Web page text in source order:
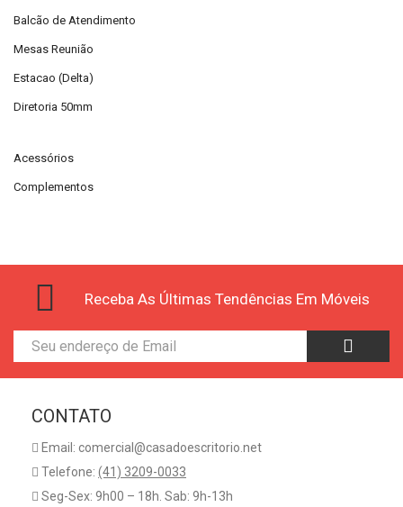
Balcão de Atendimento
Mesas Reunião
Estacao (Delta)
Diretoria 50mm
Acessórios
Complementos
Receba As Últimas Tendências Em Móveis
CONTATO
Email: comercial@casadoescritorio.net
Telefone: (41) 3209-0033
Seg-Sex: 9h00 – 18h. Sab: 9h-13h